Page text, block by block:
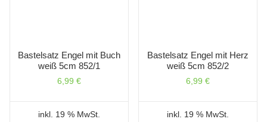
Bastelsatz Engel mit Buch
weiß 5cm 852/1
6,99 €
inkl. 19 % MwSt.
Bastelsatz Engel mit Herz
weiß 5cm 852/2
6,99€
inkl. 19 % MwSt.